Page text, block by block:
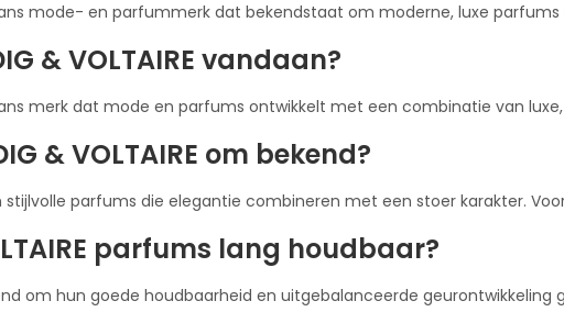
Frans mode- en parfummerk dat bekendstaat om moderne, luxe
& VOLTAIRE vandaan?
merk dat mode en parfums ontwikkelt met een combinatie van
& VOLTAIRE om bekend?
parfums die elegantie combineren met een stoer karakter.
parfums lang houdbaar?
om hun goede houdbaarheid en uitgebalanceerde geurontwikkeling